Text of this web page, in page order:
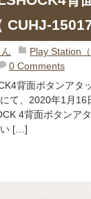
CUHJ-
Play Station（
0 Comments
背面ボタンアタ
て、2020年1月16
4背面ボタンア
い […]